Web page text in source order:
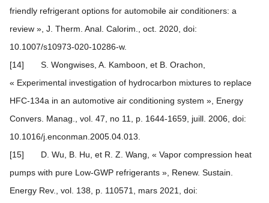
friendly refrigerant options for automobile air conditioners: a
review », J. Therm. Anal. Calorim., oct. 2020, doi:
10.1007/s10973-020-10286-w.
[14] S. Wongwises, A. Kamboon, et B. Orachon,
« Experimental investigation of hydrocarbon mixtures to replace
HFC-134a in an automotive air conditioning system », Energy
Convers. Manag., vol. 47, no 11, p. 1644‑1659, juill. 2006, doi:
10.1016/j.enconman.2005.04.013.
[15] D. Wu, B. Hu, et R. Z. Wang, « Vapor compression heat
pumps with pure Low-GWP refrigerants », Renew. Sustain.
Energy Rev., vol. 138, p. 110571, mars 2021, doi: